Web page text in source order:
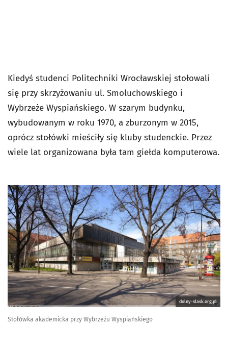
Kiedyś studenci Politechniki Wrocławskiej stołowali
się przy skrzyżowaniu ul. Smoluchowskiego i
Wybrzeże Wyspiańskiego. W szarym budynku,
wybudowanym w roku 1970, a zburzonym w 2015,
oprócz stołówki mieściły się kluby studenckie. Przez
wiele lat organizowana była tam giełda komputerowa.
dolny-slask.org.pl
Stołówka akademicka przy Wybrzeżu Wyspiańskiego